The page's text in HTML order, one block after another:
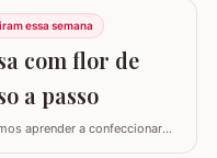
como criar uma peça
como toalhinha de copa,
mesmo como aplicação
essa semana
com flor de
a passo
aprender a confeccionar